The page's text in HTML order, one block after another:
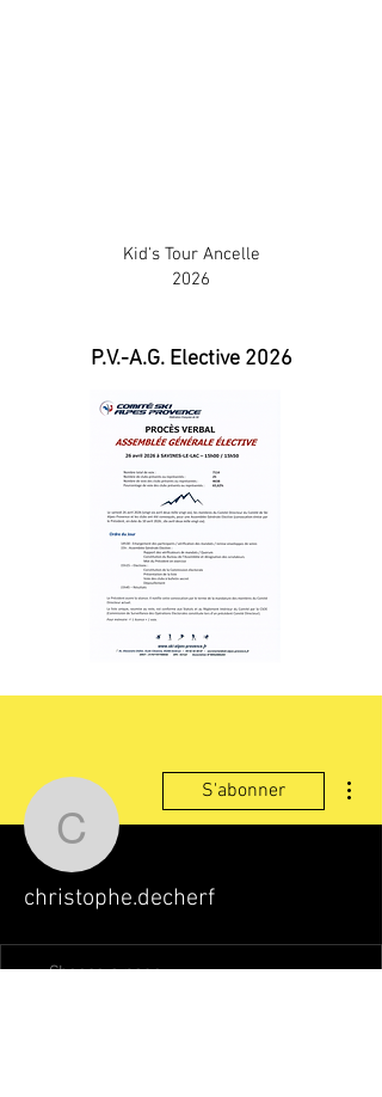
Kid's Tour Ancelle
2026
P.V.-A.G. Elective 2026
S'abonner
christophe.decherf